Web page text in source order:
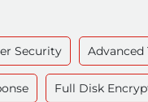
Security Advanced
Full Disk